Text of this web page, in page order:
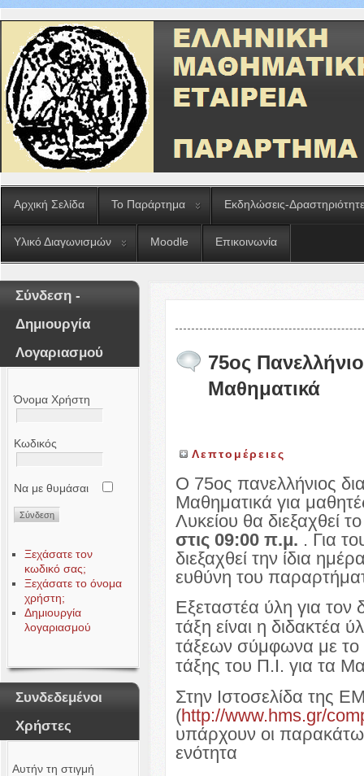
Αρχική Σελίδα Το Παράρτημα Εκδηλώσεις-
Υλικό Διαγωνισμών Moodle Επικοινωνία
Σύνδεση -
Δημιουργία
Λογαριασμού
Όνομα Χρήστη
Κωδικός
Να με θυμάσαι
Ξεχάσατε τον
κωδικό σας;
Ξεχάσατε το όνομα
χρήστη;
Δημιουργία
λογαριασμού
Συνδεδεμένοι
Χρήστες
Αυτήν τη στιγμή
75ος
Μαθηματικά
Λεπτομέρειες
Ο 75ος πανελλήνιος
Μαθηματικά για
Λυκείου θα διεξαχθεί
στις 09:00 π.μ. . Για
διεξαχθεί την ίδια
ευθύνη του
Εξεταστέα ύλη για
τάξη είναι η
τάξεων σύμφωνα με το
τάξης του Π.Ι. για τα
Στην Ιστοσελίδα της
(http://www.hms.gr/
υπάρχουν οι
ενότητα